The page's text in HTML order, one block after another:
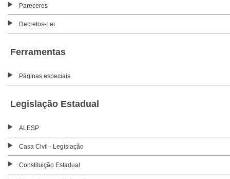
Pareceres
Decretos-Lei
Ferramentas
Páginas especiais
Legislação Estadual
ALESP
Casa Civil - Legislação
Constituição Estadual